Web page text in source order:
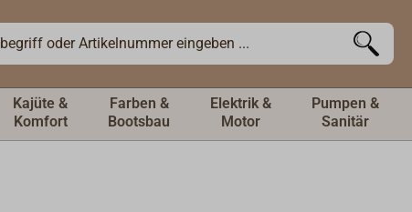
Kajüte &
Komfort
Farben &
Bootsbau
Elektrik &
Motor
Pumpen &
Sanitär